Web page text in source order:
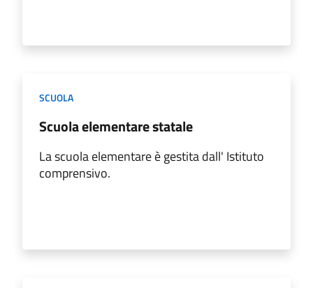
SCUOLA
Scuola elementare statale
La scuola elementare è gestita dall' Istituto
comprensivo.